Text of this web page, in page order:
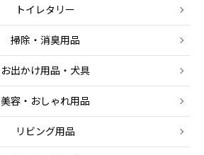
トイレタリー
掃除・消臭用品
お出かけ用品・犬具
美容・おしゃれ用品
リビング用品